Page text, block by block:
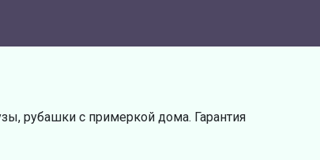
рубашки с примеркой дома. Гарантия